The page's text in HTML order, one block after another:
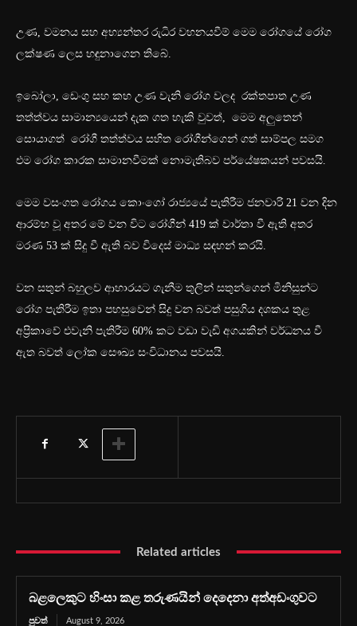
උණ, වමනය සහ අභ්‍යන්තර රුධිර වහනයවීම් මෙම රෝගයේ රෝග
ලක්ෂණ ලෙස හඳුනාගෙන තිබේ.
ඉබෝලා, ඩෙංගු සහ කහ උණ ​​වැනි රෝග වලද රක්තපාත උණ
තත්ත්වය සාමාන්‍යයෙන් දැක ගත හැකි වුවත්, මෙම අලුතෙන්
සොයාගත් රෝගී තත්ත්වය සහිත රෝගීන්ගෙන් ගත් සාම්පල සමග
එම රෝග කාරක සාමානවීමක් නොමැතිබව පර්යේෂකයන් පවසයි.
මෙම වසංගත රෝගය කොංගෝ රාජ්‍යයේ පැතිරීම ජනවාරි 21 වන දින
ආරම්භ වූ අතර මේ වන විට රෝගීන් 419 ක් වාර්තා වී ඇති අතර
මරණ 53 ක් සිදු වී ඇති බව විදෙස් මාධ්‍ය සඳහන් කරයි.
වන සතුන් බහුලව ආහාරයට ගැනීම තුලින් සතුන්ගෙන් මිනිසුන්ට
රෝග පැතිරීම ඉතා පහසුවෙන් සිදු වන බවත් පසුගිය දශකය තුළ
අප්‍රිකාවේ එවැනි පැතිරීම 60% කට වඩා වැඩි අගයකින් වර්ධනය වී
ඇත බවත් ලෝක සෞඛ්‍ය සංවිධානය පවසයි.
Related articles
බළලෙකුට හිංසා කළ තරුණයින් දෙදෙනා අත්අඩංගුවට
පුවත් August 9, 2026